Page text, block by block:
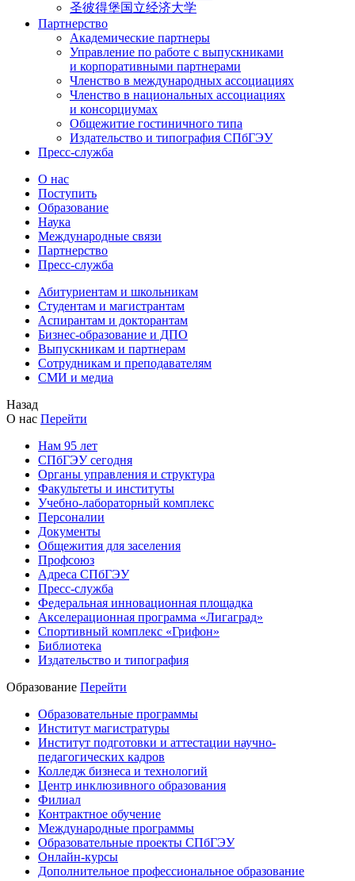
圣彼得堡国立经济大学
Партнерство
Академические партнеры
Управление по работе с выпускниками
и корпоративными партнерами
Членство в международных ассоциациях
Членство в национальных ассоциациях
и консорциумах
Общежитие гостиничного типа
Издательство и типография СПбГЭУ
Пресс-служба
О нас
Поступить
Образование
Наука
Международные связи
Партнерство
Пресс-служба
Абитуриентам и школьникам
Студентам и магистрантам
Аспирантам и докторантам
Бизнес-образование и ДПО
Выпускникам и партнерам
Сотрудникам и преподавателям
СМИ и медиа
Назад
О нас Перейти
Нам 95 лет
СПбГЭУ сегодня
Органы управления и структура
Факультеты и институты
Учебно-лабораторный комплекс
Персоналии
Документы
Общежития для заселения
Профсоюз
Адреса СПбГЭУ
Пресс-служба
Федеральная инновационная площадка
Акселерационная программа «Лигаград»­­
Спортивный комплекс «Грифон»
Библиотека
Издательство и типография
Образование Перейти
Образовательные программы
Институт магистратуры
Институт подготовки и аттестации научно-
педагогических кадров
Колледж бизнеса и технологий
Центр инклюзивного образования
Филиал
Контрактное обучение
Международные программы
Образовательные проекты СПбГЭУ
Онлайн-курсы
Дополнительное профессиональное образование